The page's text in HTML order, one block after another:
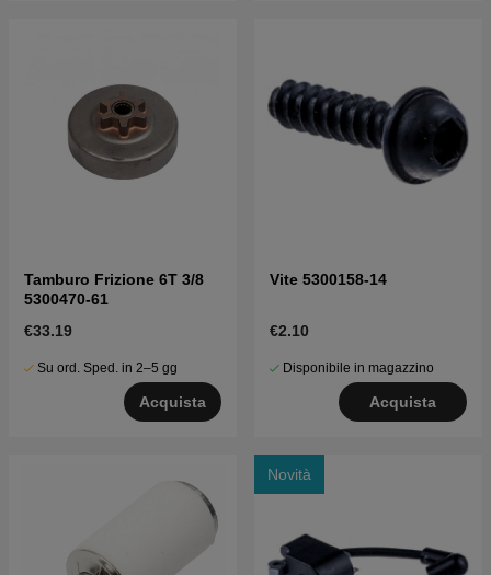
Tamburo Frizione 6T 3/8
5300470-61
€33.19
Su ord. Sped. in 2–5 gg
Acquista
Vite 5300158-14
€2.10
Disponibile in magazzino
Acquista
Novità